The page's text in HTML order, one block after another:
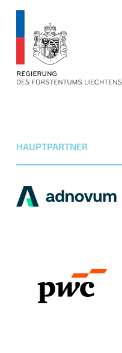
HAUPTPARTNER